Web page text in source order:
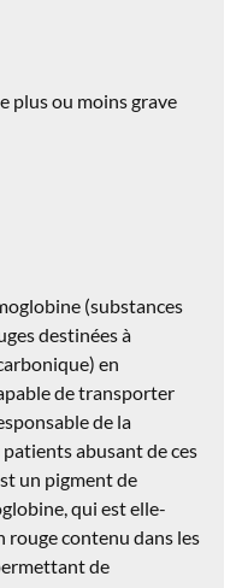
plus ou moins grave
(substances
destinées à
en
de transporter
de la
abusant de ces
un pigment de
qui est elle-
rouge contenu dans les
de